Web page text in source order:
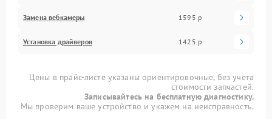
Замена вебкамеры 1595 р
Установка драйверов 1425 р
Цены в прайс-листе указаны ориентировочные, без учета
стоимости запчастей.
Записывайтесь на бесплатную диагностику.
Мы проверим ваше устройство и укажем на неисправность.